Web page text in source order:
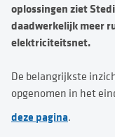
oplossingen ziet
daadwerkelijk meer
elektriciteitsnet.
De belangrijkste
opgenomen in het
deze pagina.